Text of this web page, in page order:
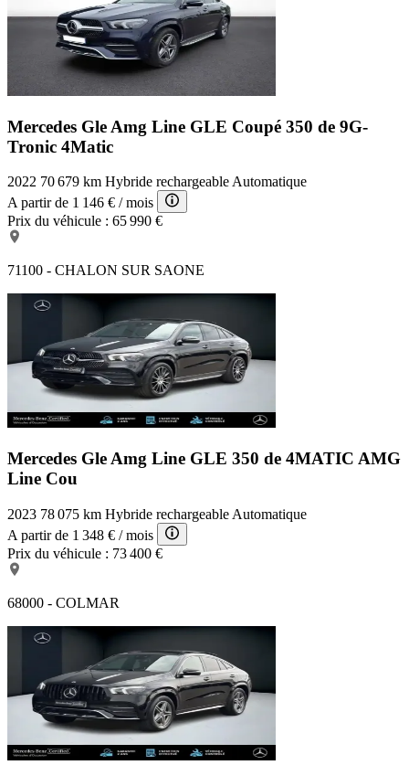
Mercedes Gle Amg Line GLE Coupé 350 de 9G-
Tronic 4Matic
2022 70 679 km Hybride rechargeable Automatique
A partir de 1 146 € / mois
Prix du véhicule : 65 990 €
71100 - CHALON SUR SAONE
Mercedes Gle Amg Line GLE 350 de 4MATIC AMG
Line Cou
2023 78 075 km Hybride rechargeable Automatique
A partir de 1 348 € / mois
Prix du véhicule : 73 400 €
68000 - COLMAR